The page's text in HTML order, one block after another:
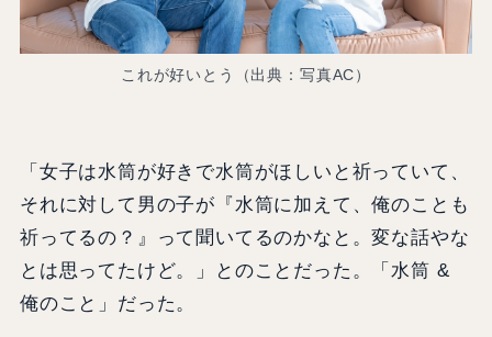
これが好いとう（出典：写真AC）
「女子は水筒が好きで水筒がほしいと祈っていて、
それに対して男の子が『水筒に加えて、俺のことも
祈ってるの？』って聞いてるのかなと。変な話やな
とは思ってたけど。」とのことだった。「水筒 &
俺のこと」だった。